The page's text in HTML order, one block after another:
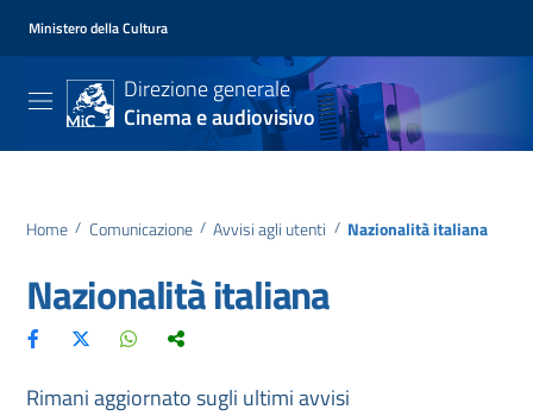
Ministero della Cultura
Direzione generale
Cinema e audiovisivo
Home / Comunicazione / Avvisi agli utenti / Nazionalità italiana
Nazionalità italiana
Rimani aggiornato sugli ultimi avvisi